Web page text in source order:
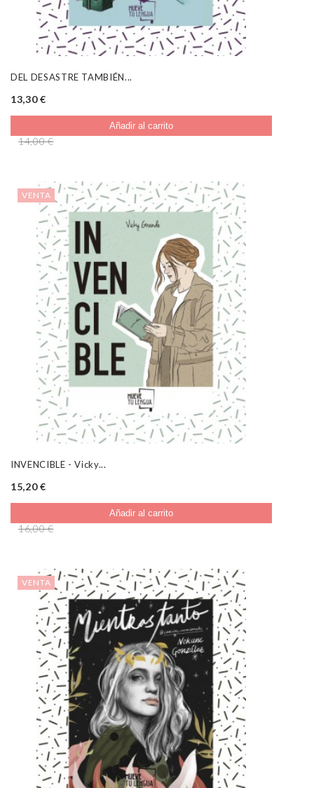
DEL DESASTRE TAMBIÉN...
13,30 €
Añadir al carrito
14,00 €
VENTA
INVENCIBLE - Vicky...
15,20 €
Añadir al carrito
16,00 €
VENTA